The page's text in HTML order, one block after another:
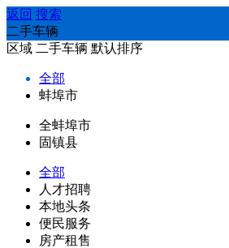
返回 搜索
二手车辆
区域 二手车辆 默认排序
全部
蚌埠市
全蚌埠市
固镇县
全部
人才招聘
本地头条
便民服务
房产租售